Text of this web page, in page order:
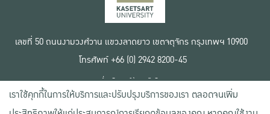
เลขที่ 50 ถนนงามวงศ์วาน แขวงลาดยาว เขตจตุจักร กรุงเทพฯ 10900
โทรศัพท์ +66 (0) 2942 8200-45
เงื่อนไขการใช้งานเว็บไซต์
ข้อตกลงด้านสิทธิ์ใช้งาน
นโยบายความเป็นส่วนตัว
เราใช้คุกกี้ในการให้บริการและปรับปรุงบริการของเรา ตลอดจนเพิ่ม